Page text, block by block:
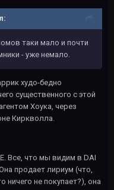
таки мало и почти
- уже немало.
худо-бедно
существенного с этой
Хоука, через
Киркволла.
Все, что мы видим в DAI
продает лириум (что,
не покупает?), она